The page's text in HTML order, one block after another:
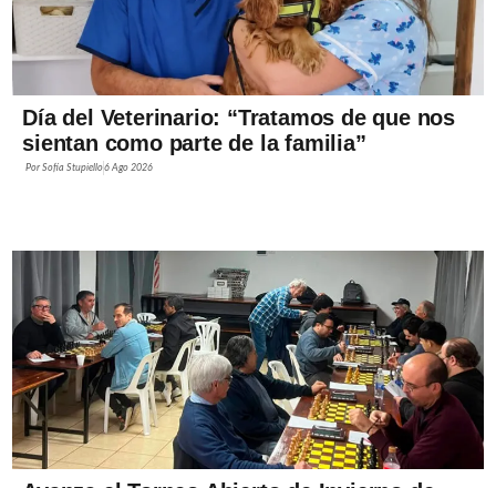
Día del Veterinario: “Tratamos de que nos
sientan como parte de la familia”
PorSofía Stupiello6 Ago 2026